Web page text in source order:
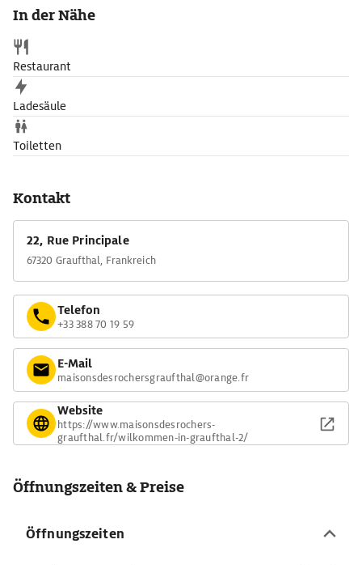
In der Nähe
Restaurant
Ladesäule
Toiletten
Kontakt
22, Rue Principale
67320 Graufthal, Frankreich
Telefon
+33 388 70 19 59
E-Mail
maisonsdesrochersgraufthal@orange.fr
Website
https://www.maisonsdesrochers-
graufthal.fr/wilkommen-in-graufthal-2/
Öffnungszeiten & Preise
Öffnungszeiten